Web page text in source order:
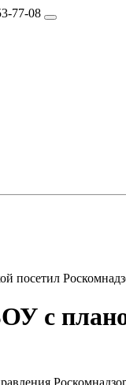
77-08
посетил
с